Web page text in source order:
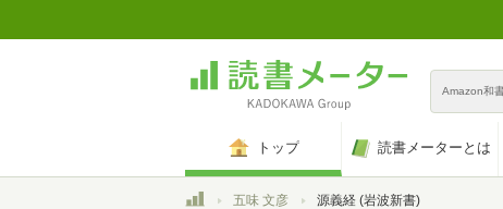
Amazon和
トップ 読書メーターとは
トップ五味 文彦 源義経 (岩波新書)